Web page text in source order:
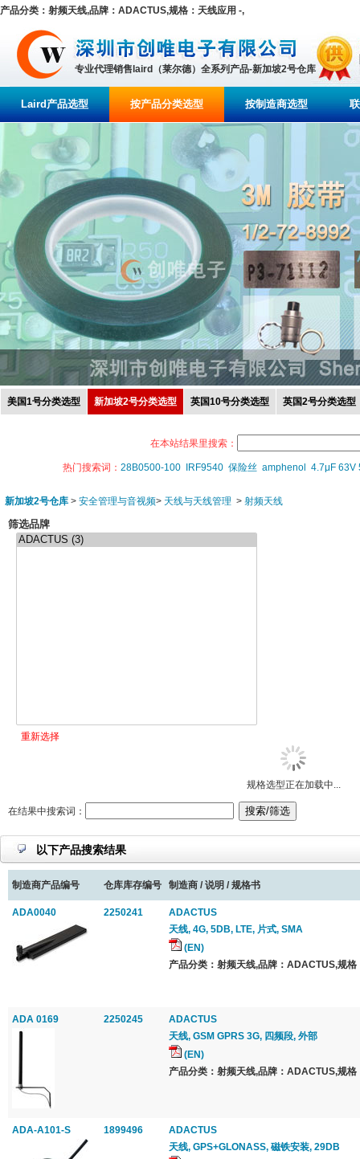
产品分类：射频天线,品牌：ADACTUS,规格：天线应用 -,
专业代理销售laird（莱尔德）全系列产品-新加坡2号仓库
Laird产品选型 按产品分类选型 按制造商选型
美国1号分类选型 新加坡2号分类选型 英国10号分类选型 英国2号分类选型
在本站结果里搜索：
热门搜索词： 28B0500-100 IRF9540 保险丝 amphenol 4.7μF 63V
新加坡2号仓库 > 安全管理与音视频> 天线与天线管理 > 射频天线
筛选品牌
重新选择
规格选型正在加载中...
在结果中搜索词：
以下产品搜索结果
制造商产品编号 仓库库存编号 制造商 / 说明 / 规格书
ADA0040 2250241
ADACTUS
天线, 4G, 5DB, LTE, 片式, SMA
(EN)
产品分类：射频天线,品牌：ADACTUS,规格
ADA 0169 2250245
ADACTUS
天线, GSM GPRS 3G, 四频段, 外部
(EN)
产品分类：射频天线,品牌：ADACTUS,规格
ADA-A101-S 1899496
ADACTUS
天线, GPS+GLONASS, 磁铁安装, 29DB